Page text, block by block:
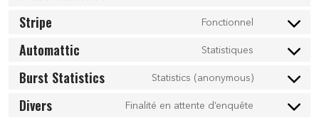
Stripe Fonctionnel
Automattic Statistiques
Burst Statistics Statistics (anonymous)
Divers Finalité en attente d’enquête